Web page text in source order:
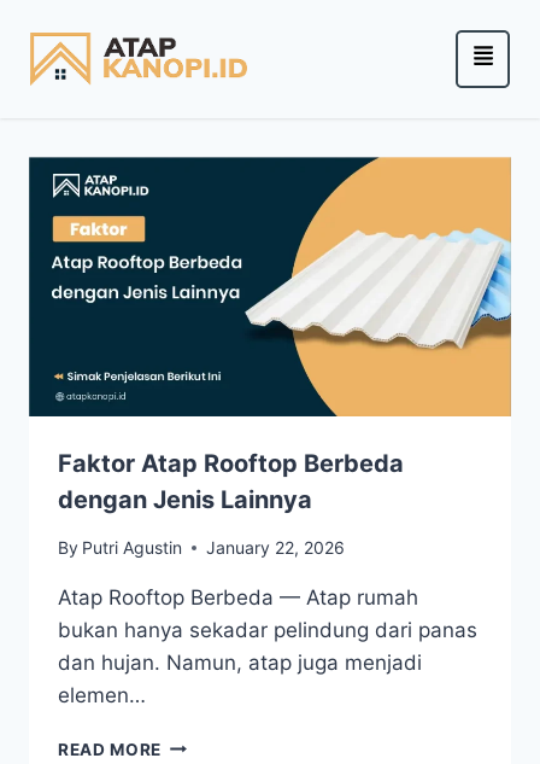
Faktor Atap Rooftop Berbeda
dengan Jenis Lainnya
By Putri Agustin January 22, 2026
Atap Rooftop Berbeda — Atap rumah
bukan hanya sekadar pelindung dari panas
dan hujan. Namun, atap juga menjadi
elemen…
READ MORE